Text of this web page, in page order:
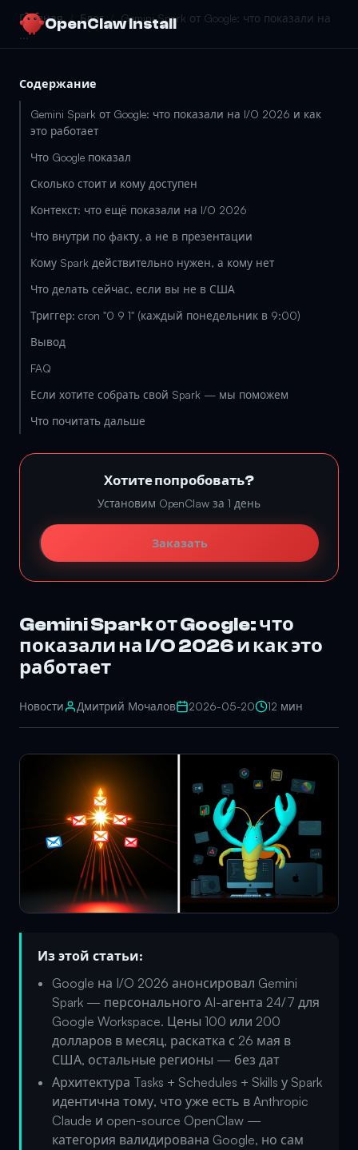
OpenClaw Install
Главная / Блог / Gemini Spark от Google: что показали на
...
Gemini Spark от Google: что
показали на I/O 2026 и как это
работает
Новости Дмитрий Мочалов 2026-05-20 12 мин
Из этой статьи:
Google на I/O 2026 анонсировал Gemini
Spark — персонального AI-агента 24/7 для
Google Workspace. Цены 100 или 200
долларов в месяц, раскатка с 26 мая в
США, остальные регионы — без дат
Архитектура Tasks + Schedules + Skills у Spark
идентична тому, что уже есть в Anthropic
Claude и open-source OpenClaw —
категория валидирована Google, но сам
Содержание
Gemini Spark от Google: что показали на I/O 2026 и как
это работает
Что Google показал
Сколько стоит и кому доступен
Контекст: что ещё показали на I/O 2026
Что внутри по факту, а не в презентации
Кому Spark действительно нужен, а кому нет
Что делать сейчас, если вы не в США
Триггер: cron "0 9 1" (каждый понедельник в 9:00)
Вывод
FAQ
Если хотите собрать свой Spark — мы поможем
Что почитать дальше
Хотите попробовать?
Установим OpenClaw за 1 день
Заказать